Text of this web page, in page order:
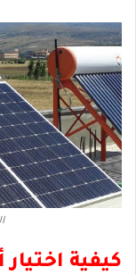
كيفية